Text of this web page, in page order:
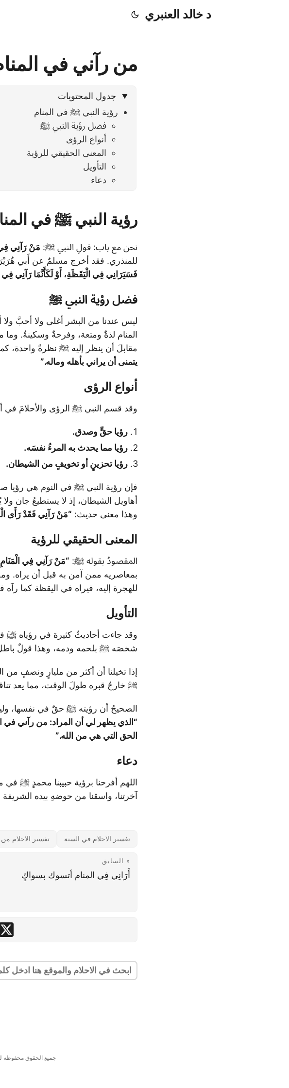
د خالد العنبري
من رآني في
جدول المحتويات
رؤية النبي ﷺ في المنام
فضل رؤية النبي ﷺ
أنواع الرؤى
المعنى الحقيقي للرؤية
التأويل
دعاء
رؤية النبي ﷺ في
نحن مع باب: قولِ النبي ﷺ: مَنْ رَآنِي فِي
للمنذري. فقد أخرج مسلمٌ عن أَبي
فَسَيَرَانِي فِي الْيَقَظَةِ، أَوْ لَكَأَنَّمَا رَآنِي
فضل رؤية النبي ﷺ
ليس عندنا من البشر أغلى ولا أحبَّ
المنام لذةٌ ومتعة، وفرحةٌ وسكينةٌ.
مقابلَ أن ينظر إليه ﷺ نظرةً واحدة،
يتمنى أن يراني بأهله وماله.”
أنواع الرؤى
وقد قسم النبي ﷺ الرؤى والأحلامَ في
رؤيا حقٍّ وصدق.
رؤيا مما يحدث به المرءُ نفسَه.
رؤيا تحزينٍ أو تخويفٍ من الشيطان.
فإن رؤية النبي ﷺ في النوم هي
أهاويل الشيطان، إذ لا يستطيعُ جان
وهذا معنى حديث: “مَنْ رَآنِي فَقَدْ رَأَى
المعنى الحقيقي للرؤية
المقصودُ بقوله ﷺ: “مَنْ رَآنِي فِي
بمعاصريه ممن آمن به قبل أن يراه.
للهجرة إليه، فيراه في اليقظة كما رآه
التأويل
وقد جاءت أحاديثُ كثيرة في رؤياه ﷺ
شخصَه ﷺ بلحمه ودمه، وهذا قولٌ
إذا تخيلنا أن أكثر من مليارٍ ونصفٍ
ﷺ خارجُ قبره طولَ الوقت، مما يعد
الصحيحُ أن رؤيته ﷺ حقٌ في نفسها،
“الذي يظهر لي أن المراد: من رآني في
الحق التي هي من الله.”
دعاء
اللهم أفرحنا برؤية حبيبنا محمدٍ ﷺ في
آخرتنا، واسقنا من حوضهِ بيده الشريفة
تفسير الاحلام في السنة تفسير الاحلام
« السابق
أَرَانِي فِي المنام أتسوك بسواكٍ
جميع الحقوق محفوظه